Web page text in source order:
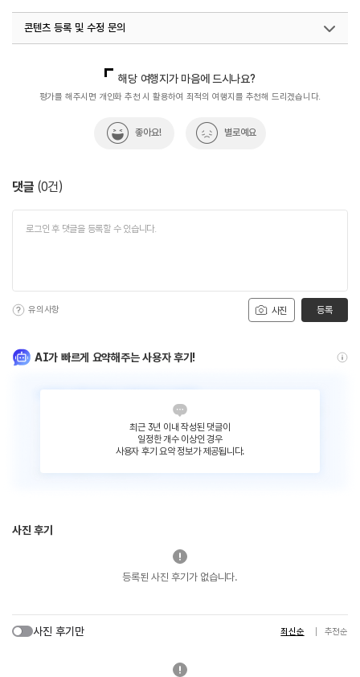
#전라권
콘텐츠 등록 및 수정 문의
해당 여행지가 마음에 드시나요?
평가를 해주시면 개인화 추천 시 활용하여 최적의 여행지를 추천해 드리겠습니다.
좋아요! 별로예요
댓글 (0건)
사진
유의사항 등록
AI가 빠르게 요약해주는 사용자 후기!
최근 3년 이내 작성된 댓글이
일정한 개수 이상인 경우
사용자 후기 요약 정보가 제공됩니다.
사진 후기
등록된 사진 후기가 없습니다.
사진 후기만 최신순 추천순